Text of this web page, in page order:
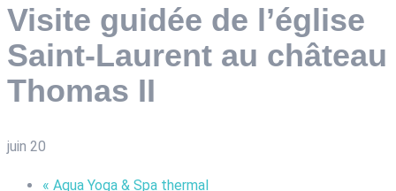
Visite guidée de l’église
Saint-Laurent au château
Thomas II
juin 20
« Aqua Yoga & Spa thermal